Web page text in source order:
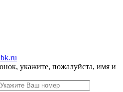
укажите, пожалуйста, имя и